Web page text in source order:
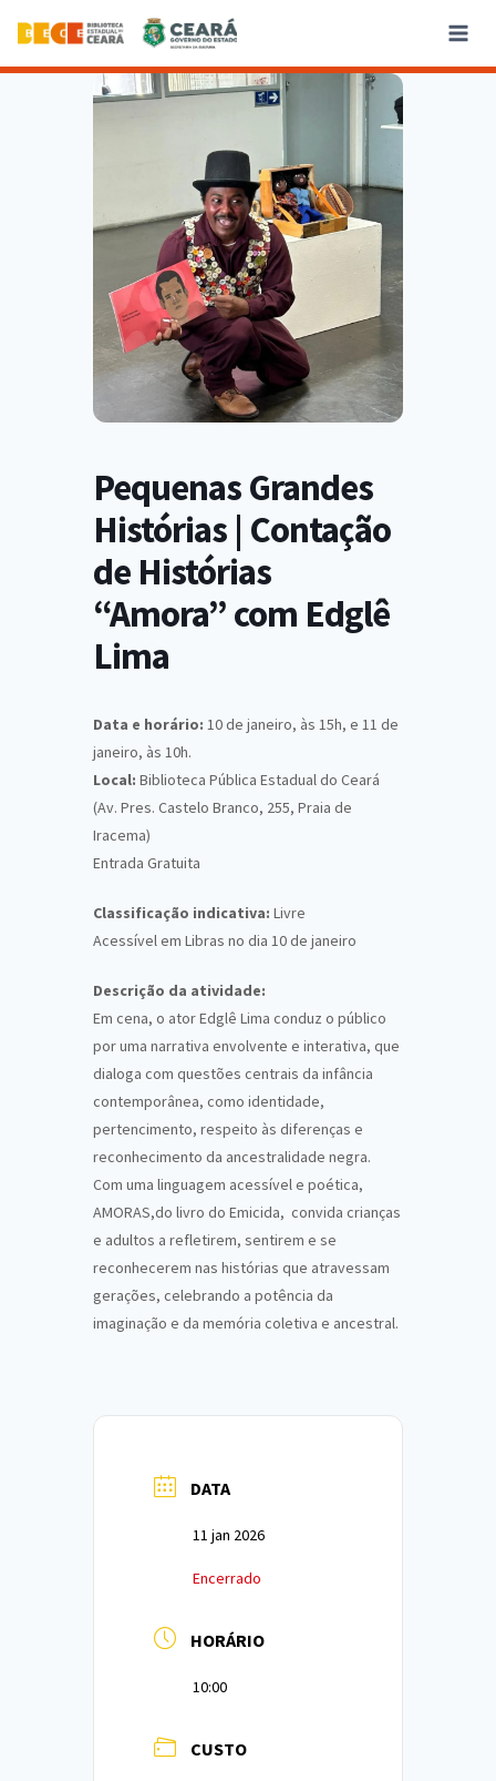
Pequenas Grandes
Histórias | Contação
de Histórias
“Amora” com Edglê
Lima
Data e horário: 10 de janeiro, às 15h, e 11 de
janeiro, às 10h.
Local: Biblioteca Pública Estadual do Ceará
(Av. Pres. Castelo Branco, 255, Praia de
Iracema)
Entrada Gratuita
Classificação indicativa: Livre
Acessível em Libras no dia 10 de janeiro
Descrição da atividade:
Em cena, o ator Edglê Lima conduz o público
por uma narrativa envolvente e interativa, que
dialoga com questões centrais da infância
contemporânea, como identidade,
pertencimento, respeito às diferenças e
reconhecimento da ancestralidade negra.
Com uma linguagem acessível e poética,
AMORAS,do livro do Emicida, convida crianças
e adultos a refletirem, sentirem e se
reconhecerem nas histórias que atravessam
gerações, celebrando a potência da
imaginação e da memória coletiva e ancestral.
DATA
11 jan 2026
Encerrado
HORÁRIO
10:00
CUSTO